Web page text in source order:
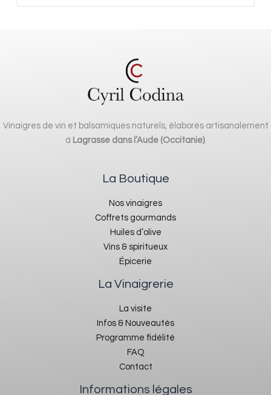
Vinaigres de vin et balsamiques naturels, élaborés artisanalement
à Lagrasse dans l’Aude (Occitanie).
La Boutique
Nos vinaigres
Coffrets gourmands
Huiles d’olive
Vins & spiritueux
Épicerie
La Vinaigrerie
La visite
Infos & Nouveautés
Programme fidélité
FAQ
Contact
Informations légales